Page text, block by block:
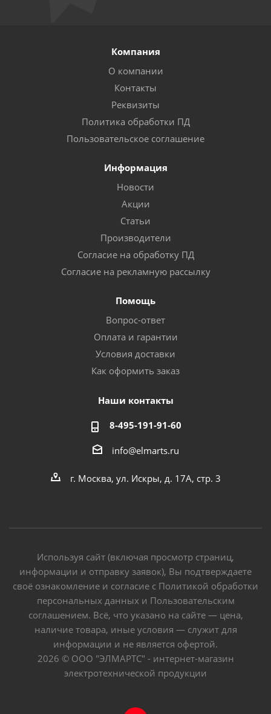
Компания
О компании
Контакты
Реквизиты
Политика обработки ПД
Пользовательское соглашение
Информация
Новости
Акции
Статьи
Производители
Согласие на обработку ПД
Согласие на рекламную рассылку
Помощь
Вопрос-ответ
Оплата и гарантии
Условия доставки
Как оформить заказ
Наши контакты
8-495-191-91-60
info@elmarts.ru
г. Москва, ул. Искры, д. 17А, стр. 3
Используя сайт (включая просмотр страниц,
информации и отправку заявок), Вы подтверждаете
своё ознакомление и согласие с Политикой обработки
персональных данных и Пользовательским
соглашением. Всё, что указано на сайте — цена,
наличие товара, иные условия — служит для
информации и не является офертой.
2026 © ООО "ЭЛМАРТС" - интернет-магазин
электротехнической продукции